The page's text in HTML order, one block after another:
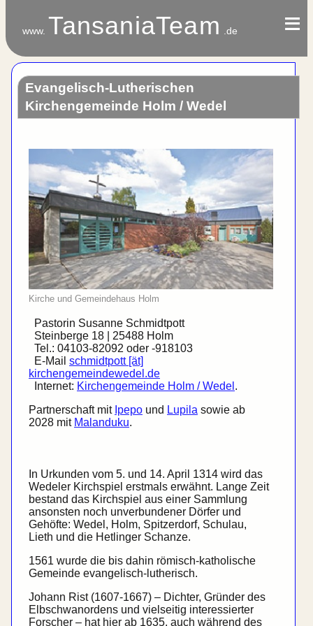
www. TansaniaTeam .de ≡
≡
Evangelisch-Lutherischen
Kirchengemeinde Holm / Wedel
Kirche und Gemeind­ehaus Holm
Pastorin Susanne Schmidtpott
Steinberge 18 | 25488 Holm
Tel.: 04103-82092 oder -918103
E-Mail schmidtpott [ät]
kirchengemeindewedel.de
Internet: Kirchengemeinde Holm / Wedel .
Partnerschaft mit Ipepo und Lupila sowie ab
2028 mit Malanduku.
In Urkunden vom 5. und 14. April 1314 wird das
Wedeler Kirch­spiel erstmals erwähnt. Lange Zeit
bestand das Kirch­spiel aus einer Sammlung
ansonsten noch unver­bundener Dörfer und
Gehöfte: Wedel, Holm, Spitzer­dorf, Schulau,
Lieth und die Hetlinger Schanze.
1561 wurde die bis dahin römisch-katholische
Gemeinde evangelisch-lutherisch.
Johann Rist (1607-1667) – Dichter, Gründer des
Elbschwan­ordens und vielseitig inter­essierter
Forscher – hat hier ab 1635, auch während des